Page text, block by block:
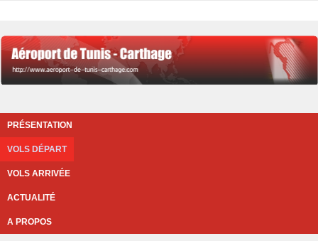
PRÉSENTATION
VOLS DÉPART
VOLS ARRIVÉE
ACTUALITÉ
A PROPOS